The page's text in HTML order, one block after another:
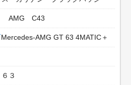
AMG C43
Mercedes-AMG GT 63 4MATIC＋
３